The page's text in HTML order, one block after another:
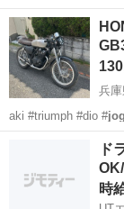
兵庫 神戸市
兵
aki #triumph #dio #jog
ド
時